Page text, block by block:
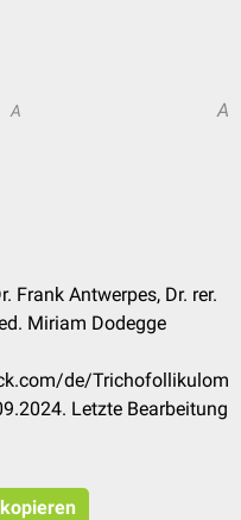
A A
Frank Antwerpes, Dr. rer.
Miriam Dodegge
de/Trichofollikulom
Letzte Bearbeitung